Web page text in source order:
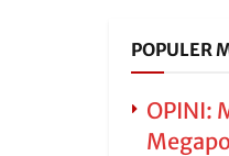
POPULER
OPINI: